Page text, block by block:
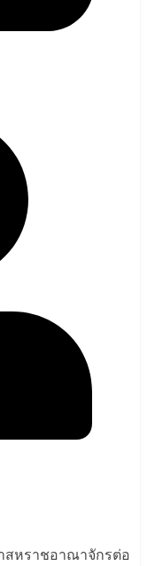
สหราชอาณาจักรต่อ